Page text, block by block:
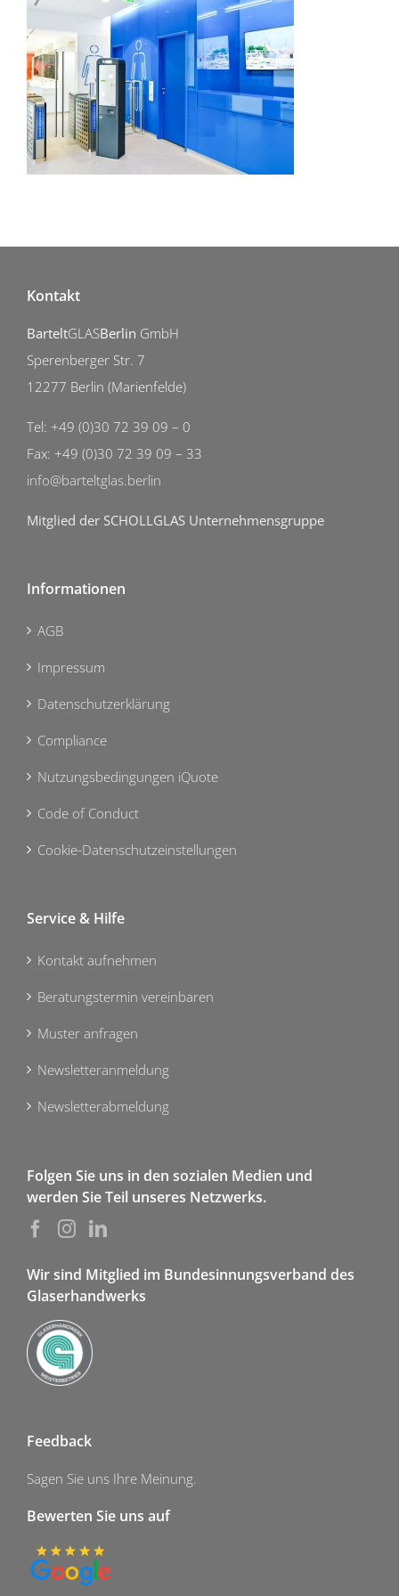
Kontakt
BarteltGLASBerlin GmbH
Sperenberger Str. 7
12277 Berlin (Marienfelde)
Tel: +49 (0)30 72 39 09 – 0
Fax: +49 (0)30 72 39 09 – 33
info@barteltglas.berlin
Mitglied der SCHOLLGLAS Unternehmensgruppe
Informationen
AGB
Impressum
Datenschutzerklärung
Compliance
Nutzungsbedingungen iQuote
Code of Conduct
Cookie-Datenschutzeinstellungen
Service & Hilfe
Kontakt aufnehmen
Beratungstermin vereinbaren
Muster anfragen
Newsletteranmeldung
Newsletterabmeldung
Folgen Sie uns in den sozialen Medien und
werden Sie Teil unseres Netzwerks.
Wir sind Mitglied im Bundesinnungsverband des
Glaserhandwerks
Feedback
Sagen Sie uns Ihre Meinung.
Bewerten Sie uns auf